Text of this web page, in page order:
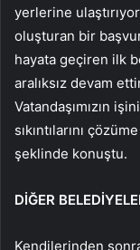
yerlerine
oluşturan bir
hayata geçiren ilk
aralıksız devam
Vatandaşımızın
sıkıntılarını
şeklinde konuştu.
DİĞER
Kendilerinden